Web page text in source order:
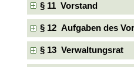
§ 11 Vorstand
§ 12 Aufgaben des
§ 13 Verwaltungsrat